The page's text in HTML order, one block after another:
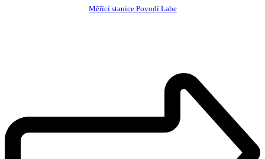
Měřící stanice Povodí Labe